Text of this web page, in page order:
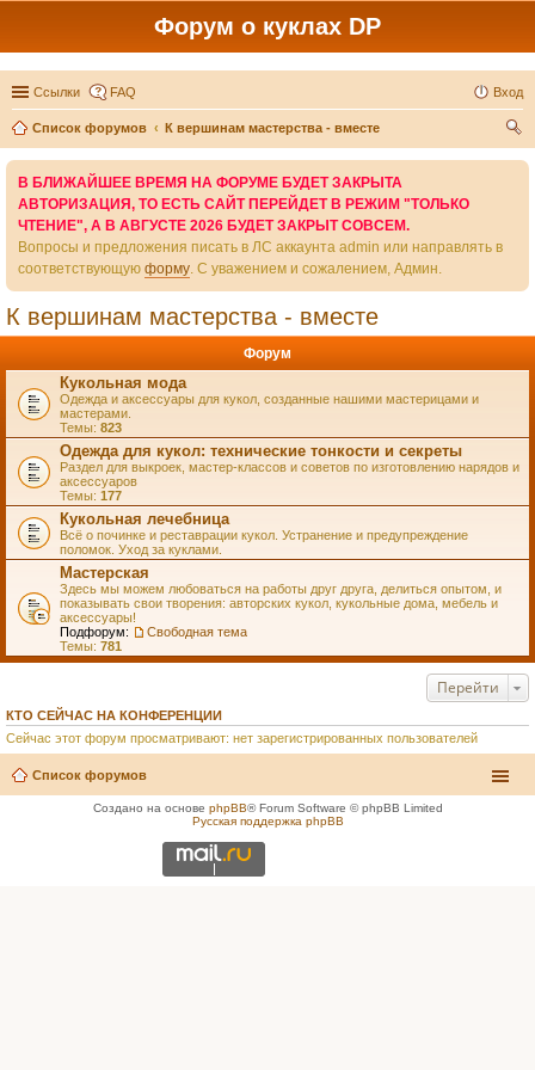
Форум о куклах DP
Ссылки FAQ Вход
Список форумов
К вершинам мастерства - вместе
В БЛИЖАЙШЕЕ ВРЕМЯ НА ФОРУМЕ БУДЕТ ЗАКРЫТА
АВТОРИЗАЦИЯ, ТО ЕСТЬ САЙТ ПЕРЕЙДЕТ В РЕЖИМ "ТОЛЬКО
ЧТЕНИЕ", А В АВГУСТЕ 2026 БУДЕТ ЗАКРЫТ СОВСЕМ.
Вопросы и предложения писать в ЛС аккаунта admin или направлять в
соответствующую форму. С уважением и сожалением, Админ.
К вершинам мастерства - вместе
Форум
Кукольная мода
Одежда и аксессуары для кукол, созданные нашими мастерицами и
мастерами.
Темы: 823
Одежда для кукол: технические тонкости и секреты
Раздел для выкроек, мастер-классов и советов по изготовлению нарядов и
аксессуаров
Темы: 177
Кукольная лечебница
Всё о починке и реставрации кукол. Устранение и предупреждение
поломок. Уход за куклами.
Мастерская
Здесь мы можем любоваться на работы друг друга, делиться опытом, и
показывать свои творения: авторских кукол, кукольные дома, мебель и
аксессуары!
Подфорум:
Свободная тема
Темы: 781
Перейти
КТО СЕЙЧАС НА КОНФЕРЕНЦИИ
Сейчас этот форум просматривают: нет зарегистрированных пользователей
Список форумов
Создано на основе phpBB® Forum Software © phpBB Limited
Русская поддержка phpBB